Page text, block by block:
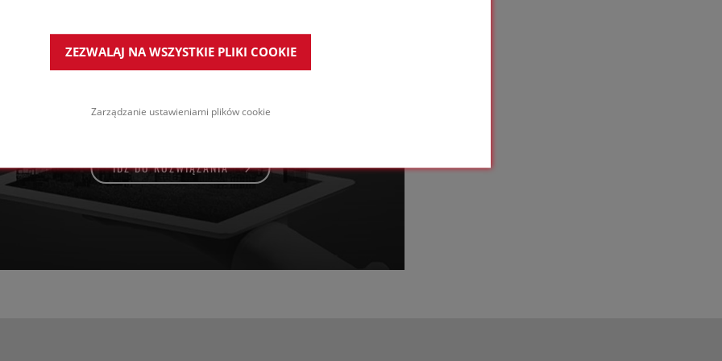
ZEZWALAJ NA WSZYSTKIE PLIKI COOKIE
Zarządzanie ustawieniami plików cookie
membraną odporną na
IDŹ DO ROZWIĄZANIA